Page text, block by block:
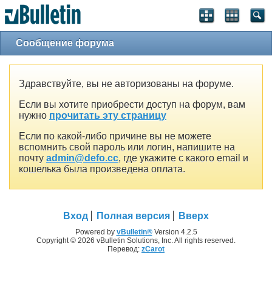
Сообщение форума
Здравствуйте, вы не авторизованы на форуме.
Если вы хотите приобрести доступ на форум, вам
нужно прочитать эту страницу
Если по какой-либо причине вы не можете
вспомнить свой пароль или логин, напишите на
почту admin@defo.cc, где укажите с какого email и
кошелька была произведена оплата.
Вход Полная версия Вверх
Powered by vBulletin®Version 4.2.5
Copyright © 2026 vBulletin Solutions, Inc. All rights reserved.
Перевод: zCarot